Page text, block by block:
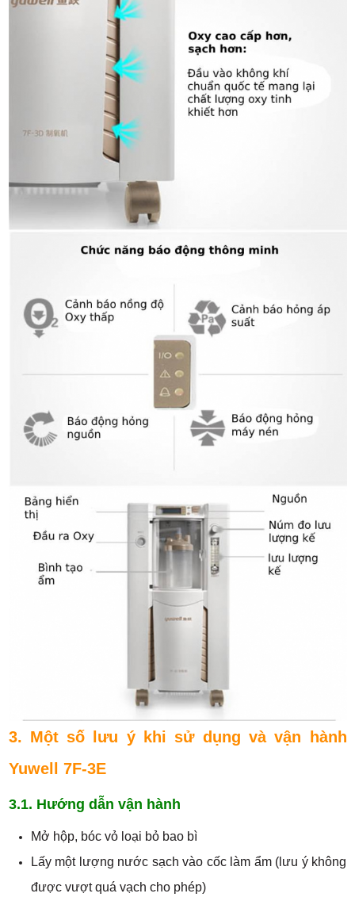
3. Một số lưu ý khi sử dụng và vận hành
Yuwell 7F-3E
3.1. Hướng dẫn vận hành
Mở hộp, bóc vỏ loại bỏ bao bì
Lấy một lượng nước sạch vào cốc làm ẩm (lưu ý không
được vượt quá vạch cho phép)